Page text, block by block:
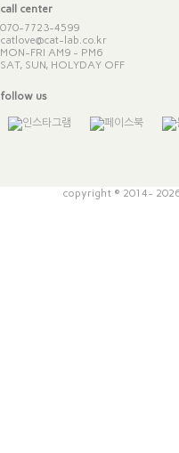
call center
070-7723-4599
catlove@cat-lab.co.kr
MON-FRI AM9 - PM6
SAT, SUN, HOLYDAY OFF
follow us
copyright © 2014-